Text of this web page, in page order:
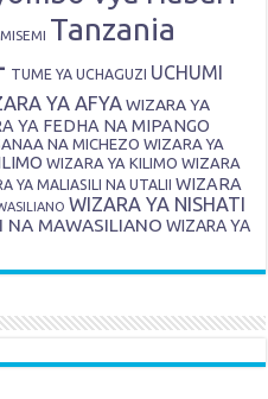
Tanzania
TUME YA UCHAGUZI UCHUMI
YA AFYA WIZARA YA
YA FEDHA NA MIPANGO
NA MICHEZO WIZARA YA
WIZARA YA KILIMO WIZARA
YA MALIASILI NA UTALII WIZARA
WIZARA YA NISHATI
NA MAWASILIANO WIZARA YA